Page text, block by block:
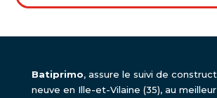
Batiprimo, assure le suivi de
neuve en Ille-et-Vilaine (35), au